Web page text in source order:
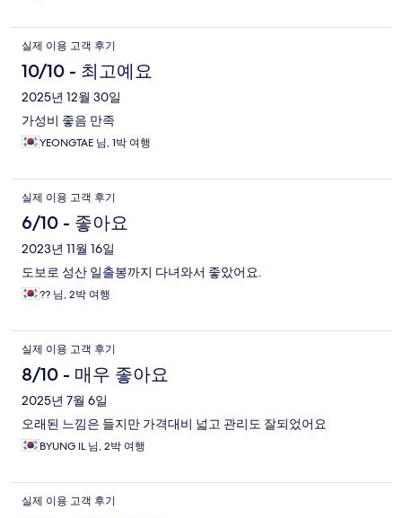
실제 이용 고객 후기
10/10 - 최고예요
2025년 12월 30일
가성비 좋음 만족
YEONGTAE 님, 1박 여행
실제 이용 고객 후기
6/10 - 좋아요
2023년 11월 16일
도보로 성산 일출봉까지 다녀와서 좋았어요.
?? 님, 2박 여행
실제 이용 고객 후기
8/10 - 매우 좋아요
2025년 7월 6일
오래된 느낌은 들지만 가격대비 넓고 관리도 잘되었어요
BYUNG IL 님, 2박 여행
실제 이용 고객 후기